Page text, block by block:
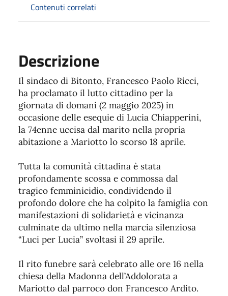
Contenuti correlati
Descrizione
Il sindaco di Bitonto, Francesco Paolo Ricci,
ha proclamato il lutto cittadino per la
giornata di domani (2 maggio 2025) in
occasione delle esequie di Lucia Chiapperini,
la 74enne uccisa dal marito nella propria
abitazione a Mariotto lo scorso 18 aprile.
Tutta la comunità cittadina è stata
profondamente scossa e commossa dal
tragico femminicidio, condividendo il
profondo dolore che ha colpito la famiglia con
manifestazioni di solidarietà e vicinanza
culminate da ultimo nella marcia silenziosa
“Luci per Lucia” svoltasi il 29 aprile.
Il rito funebre sarà celebrato alle ore 16 nella
chiesa della Madonna dell’Addolorata a
Mariotto dal parroco don Francesco Ardito.